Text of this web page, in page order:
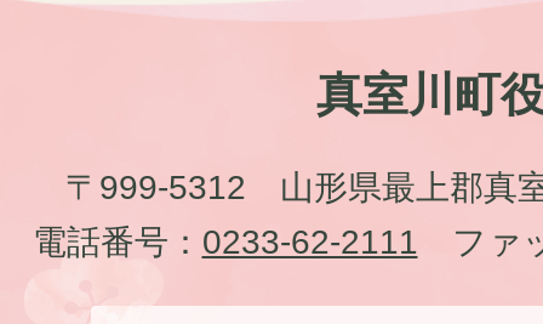
真室川町
〒999-5312 山形県最上郡真
電話番号： 0233-62-2111 ファ